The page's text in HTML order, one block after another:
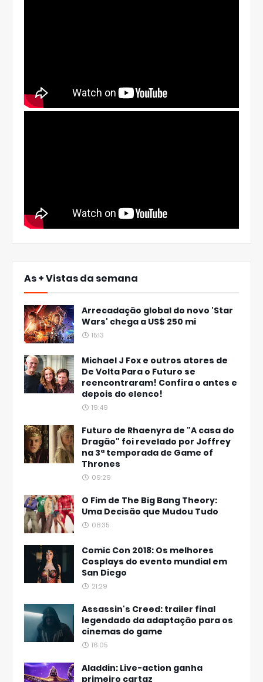
As + Vistas da semana
Arrecadação global do novo 'Star
Wars' chega a US$ 250 mi
15:13
Michael J Fox e outros atores de
De Volta Para o Futuro se
reencontraram! Confira o antes e
depois do elenco!
19:49
Futuro de Rhaenyra de "A casa do
Dragão" foi revelado por Joffrey
na 3ª temporada de Game of
Thrones
09:29
O Fim de The Big Bang Theory:
Uma Decisão que Mudou Tudo
08:35
Comic Con 2018: Os melhores
Cosplays do evento mundial em
San Diego
21:29
Assassin's Creed: trailer final
legendado da adaptação para os
cinemas do game
16:05
Aladdin: Live-action ganha
primeiro cartaz